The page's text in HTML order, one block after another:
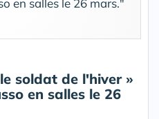
soldat de l'hiver »
en salles le 26